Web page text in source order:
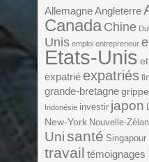
Allemagne Angleterre
Canada Chine
Unis emploi entrepreneur
Etats-Unis
expatrié expatriés
grande-bretagne
Indonésie investir japon
New-York Nouvelle-
Unisanté Singapour
travail témoignages